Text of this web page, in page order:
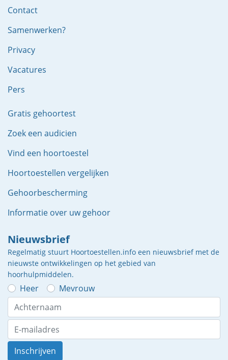
Contact
Samenwerken?
Privacy
Vacatures
Pers
Gratis gehoortest
Zoek een audicien
Vind een hoortoestel
Hoortoestellen vergelijken
Gehoorbescherming
Informatie over uw gehoor
Nieuwsbrief
Regelmatig stuurt Hoortoestellen.info een nieuwsbrief met de
nieuwste ontwikkelingen op het gebied van
hoorhulpmiddelen.
Heer Mevrouw
Inschrijven